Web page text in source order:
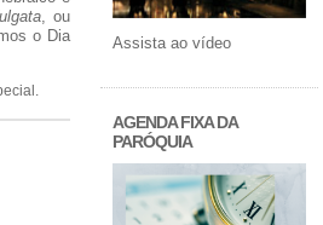
, ou
o Dia
Assista ao vídeo
AGENDA FIXA DA
PARÓQUIA